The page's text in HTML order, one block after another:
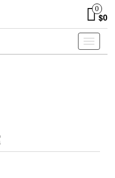
0
$0
Toggle